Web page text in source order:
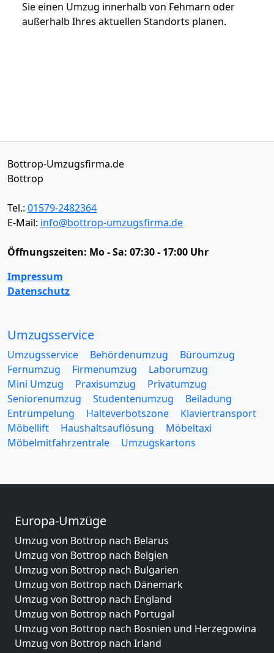
Sie einen Umzug innerhalb von Fehmarn oder
außerhalb Ihres aktuellen Standorts planen.
Bottrop-Umzugsfirma.de
Bottrop
Tel.: 01579-2482364
E-Mail: info@bottrop-umzugsfirma.de
Öffnungszeiten: Mo - Sa: 07:30 - 17:00 Uhr
Impressum
Datenschutz
Umzugsservice
Umzugsservice Behördenumzug
Büroumzug
Fernumzug
Firmenumzug
Laborumzug
Mini Umzug
Praxisumzug
Privatumzug
Seniorenumzug
Studentenumzug
Beiladung
Entrümpelung
Halteverbotszone
Klaviertransport
Möbellift
Haushaltsauflösung
Möbeltaxi
Möbelmitfahrzentrale
Umzugskartons
Europa-Umzüge
Umzug von Bottrop nach Belarus
Umzug von Bottrop nach Belgien
Umzug von Bottrop nach Bulgarien
Umzug von Bottrop nach Dänemark
Umzug von Bottrop nach England
Umzug von Bottrop nach Portugal
Umzug von Bottrop nach Bosnien und Herzegowina
Umzug von Bottrop nach Irland